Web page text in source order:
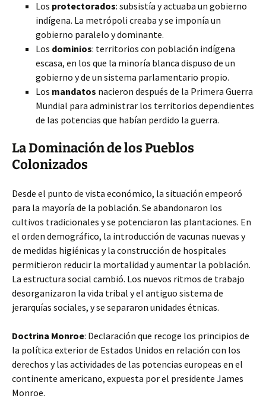
Los protectorados: subsistía y actuaba un gobierno
indígena. La metrópoli creaba y se imponía un
gobierno paralelo y dominante.
Los dominios: territorios con población indígena
escasa, en los que la minoría blanca dispuso de un
gobierno y de un sistema parlamentario propio.
Los mandatos nacieron después de la Primera Guerra
Mundial para administrar los territorios dependientes
de las potencias que habían perdido la guerra.
La Dominación de los Pueblos
Colonizados
Desde el punto de vista económico, la situación empeoró
para la mayoría de la población. Se abandonaron los
cultivos tradicionales y se potenciaron las plantaciones. En
el orden demográfico, la introducción de vacunas nuevas y
de medidas higiénicas y la construcción de hospitales
permitieron reducir la mortalidad y aumentar la población.
La estructura social cambió. Los nuevos ritmos de trabajo
desorganizaron la vida tribal y el antiguo sistema de
jerarquías sociales, y se separaron unidades étnicas.
Doctrina Monroe: Declaración que recoge los principios de
la política exterior de Estados Unidos en relación con los
derechos y las actividades de las potencias europeas en el
continente americano, expuesta por el presidente James
Monroe.